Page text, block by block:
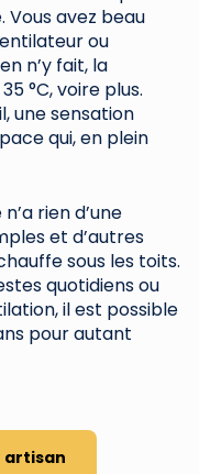
avez beau
ou
n’y fait, la
°C, voire plus.
une sensation
qui, en plein
rien d’une
et d’autres
sous les toits.
quotidiens ou
il est possible
pour autant
artisan